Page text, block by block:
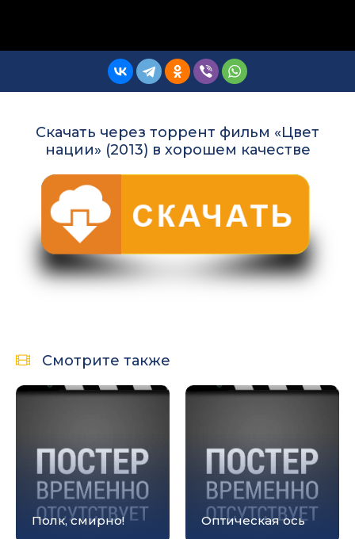
Скачать через торрент фильм «Цвет
нации» (2013) в хорошем качестве
Смотрите также
Полк, смирно! Оптическая ось